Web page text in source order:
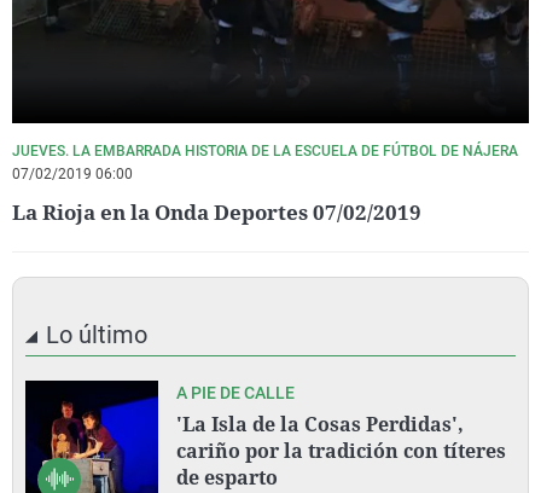
JUEVES. LA EMBARRADA HISTORIA DE LA ESCUELA DE FÚTBOL DE NÁJERA
07/02/2019 06:00
La Rioja en la Onda Deportes 07/02/2019
Lo último
A PIE DE CALLE
'La Isla de la Cosas Perdidas',
cariño por la tradición con títeres
de esparto